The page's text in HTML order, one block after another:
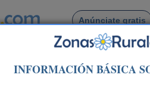
Anúnciate gratis
Busca por pueblo
> Miraya
INFORMACIÓN BÁSICA